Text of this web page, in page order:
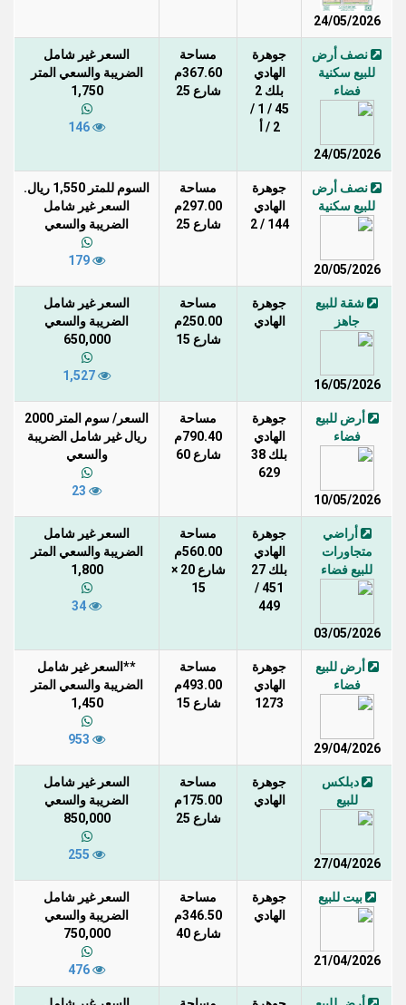
24/05/2026
نصف أرض
للبيع سكنية
فضاء
24/05/2026
جوهرة
الهادي
بلك 2
45 / 1 /
2 / أ
مساحة
367.60م
شارع 25
السعر غير شامل
الضريبة والسعي المتر
1,750
نصف أرض
للبيع سكنية
20/05/2026
جوهرة
الهادي
144 / 2
مساحة
297.00م
شارع 25
السوم للمتر 1,550 ريال.
السعر غير شامل
الضريبة والسعي
شقة للبيع
جاهز
16/05/2026
جوهرة
الهادي
مساحة
250.00م
شارع 15
السعر غير شامل
الضريبة والسعي
650,000
أرض للبيع
فضاء
10/05/2026
جوهرة
الهادي
بلك 38
629
مساحة
790.40م
شارع 60
السعر/ سوم المتر 2000
ريال غير شامل الضريبة
والسعي
أراضي
متجاورات
للبيع فضاء
03/05/2026
جوهرة
الهادي
بلك 27
451 /
449
مساحة
560.00م
شارع 20 ×
15
السعر غير شامل
الضريبة والسعي المتر
1,800
أرض للبيع
فضاء
29/04/2026
جوهرة
الهادي
1273
مساحة
493.00م
شارع 15
**السعر غير شامل
الضريبة والسعي المتر
1,450
دبلكس
للبيع
27/04/2026
جوهرة
الهادي
مساحة
175.00م
شارع 25
السعر غير شامل
الضريبة والسعي
850,000
بيت للبيع
21/04/2026
جوهرة
الهادي
مساحة
346.50م
شارع 40
السعر غير شامل
الضريبة والسعي
750,000